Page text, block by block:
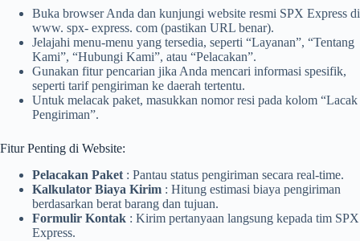
Buka browser Anda dan kunjungi website resmi SPX Express di
www. spx- express. com (pastikan URL benar).
Jelajahi menu-menu yang tersedia, seperti “Layanan”, “Tentang
Kami”, “Hubungi Kami”, atau “Pelacakan”.
Gunakan fitur pencarian jika Anda mencari informasi spesifik,
seperti tarif pengiriman ke daerah tertentu.
Untuk melacak paket, masukkan nomor resi pada kolom “Lacak
Pengiriman”.
Fitur Penting di Website:
Pelacakan Paket : Pantau status pengiriman secara real-time.
Kalkulator Biaya Kirim : Hitung estimasi biaya pengiriman
berdasarkan berat barang dan tujuan.
Formulir Kontak : Kirim pertanyaan langsung kepada tim SPX
Express.